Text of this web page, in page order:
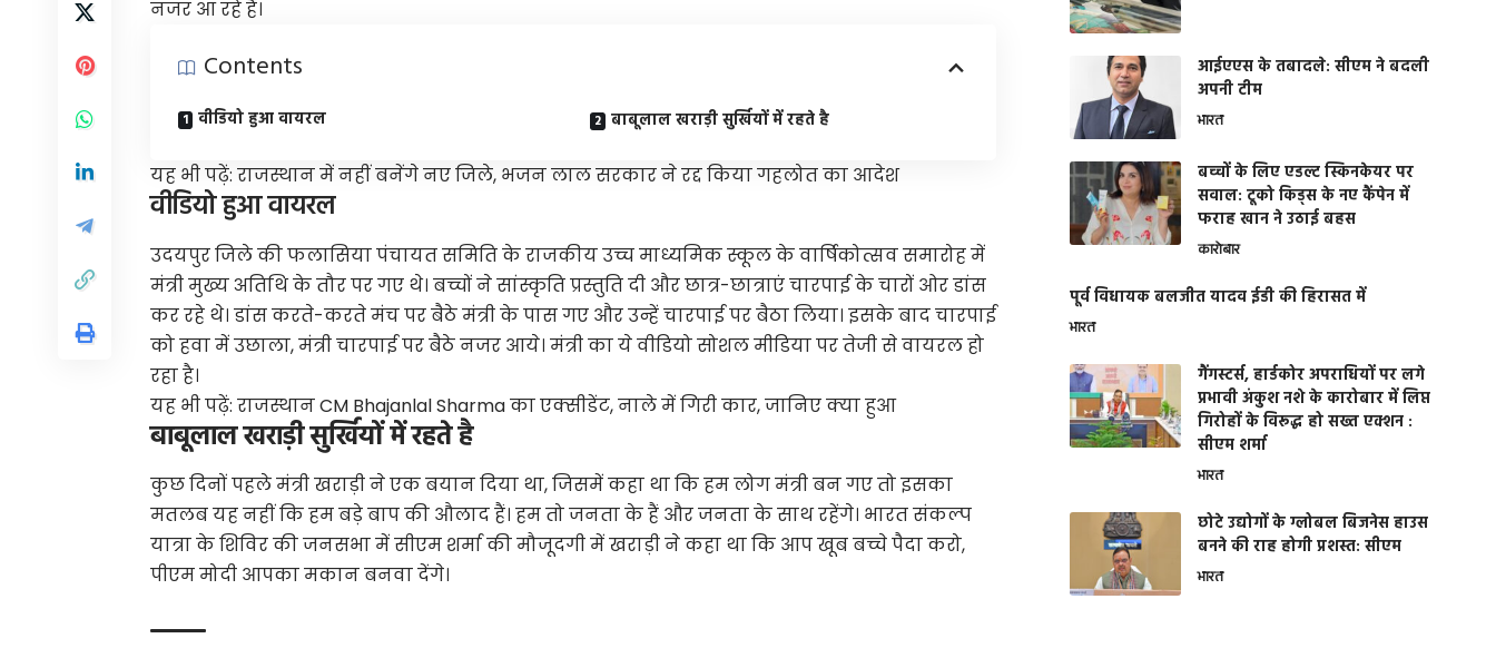
नजर आ रहे हैं।
Contents
वीडियो हुआ वायरल बाबूलाल खराड़ी सुर्खियों में रहते है
यह भी पढ़ें:राजस्थान में नहीं बनेंगे नए जिले, भजन लाल सरकार ने रद्द किया गहलोत का आदेश
वीडियो हुआ वायरल
उदयपुर जिले की फलासिया पंचायत समिति के राजकीय उच्च माध्यमिक स्कूल के वार्षिकोत्सव समारोह में
मंत्री मुख्य अतिथि के तौर पर गए थे। बच्चों ने सांस्कृति प्रस्तुति दी और छात्र-छात्राएं चारपाई के चारों ओर डांस
कर रहे थे। डांस करते-करते मंच पर बैठे मंत्री के पास गए और उन्हें चारपाई पर बैठा लिया। इसके बाद चारपाई
को हवा में उछाला, मंत्री चारपाई पर बैठे नजर आये। मंत्री का ये वीडियो सोशल मीडिया पर तेजी से वायरल हो
रहा है।
यह भी पढ़ें:राजस्थान CM Bhajanlal Sharma का एक्सीडेंट, नाले में गिरी कार, जानिए क्या हुआ
बाबूलाल खराड़ी सुर्खियों में रहते है
कुछ दिनों पहले मंत्री खराड़ी ने एक बयान दिया था, जिसमें कहा था कि हम लोग मंत्री बन गए तो इसका
मतलब यह नहीं कि हम बड़े बाप की औलाद हैं। हम तो जनता के हैं और जनता के साथ रहेंगे। भारत संकल्प
यात्रा के शिविर की जनसभा में सीएम शर्मा की मौजूदगी में खराड़ी ने कहा था कि आप खूब बच्चे पैदा करो,
पीएम मोदी आपका मकान बनवा देंगे।
आईएएस के तबादले: सीएम ने बदली
अपनी टीम
भारत
बच्चों के लिए एडल्ट स्किनकेयर पर
सवाल: टूको किड्स के नए कैंपेन में
फराह खान ने उठाई बहस
कारोबार
पूर्व विधायक बलजीत यादव ईडी की हिरासत में
भारत
गैंगस्टर्स, हार्डकोर अपराधियों पर लगे
प्रभावी अंकुश नशे के कारोबार में लिप्त
गिरोहों के विरूद्ध हो सख्त एक्शन :
सीएम शर्मा
भारत
छोटे उद्योगों के ग्लोबल बिजनेस हाउस
बनने की राह होगी प्रशस्त: सीएम
भारत